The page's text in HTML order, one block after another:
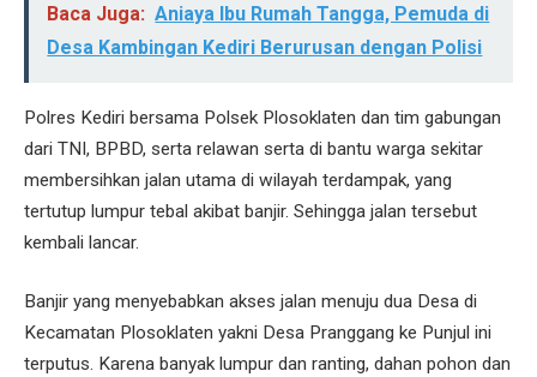
Baca Juga: Aniaya Ibu Rumah Tangga, Pemuda di
Desa Kambingan Kediri Berurusan dengan Polisi
Polres Kediri bersama Polsek Plosoklaten dan tim gabungan
dari TNI, BPBD, serta relawan serta di bantu warga sekitar
membersihkan jalan utama di wilayah terdampak, yang
tertutup lumpur tebal akibat banjir. Sehingga jalan tersebut
kembali lancar.
Banjir yang menyebabkan akses jalan menuju dua Desa di
Kecamatan Plosoklaten yakni Desa Pranggang ke Punjul ini
terputus. Karena banyak lumpur dan ranting, dahan pohon dan